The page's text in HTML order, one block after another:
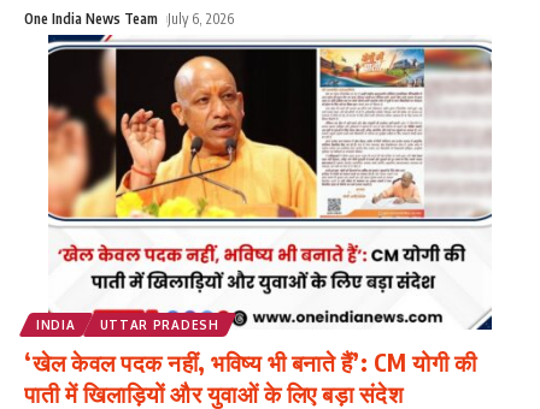
One India News Team July 6, 2026
INDIA UTTAR PRADESH
‘खेल केवल पदक नहीं, भविष्य भी बनाते हैं’: CM योगी की
पाती में खिलाड़ियों और युवाओं के लिए बड़ा संदेश